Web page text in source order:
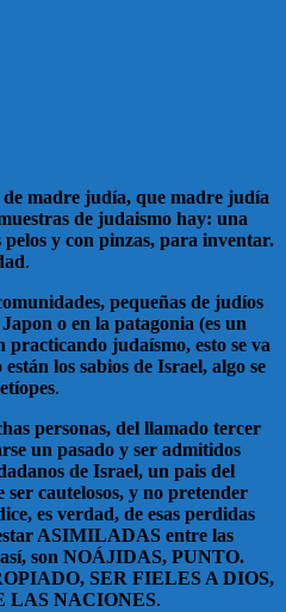
madre judía, que madre judía
de judaismo hay: una
y con pinzas, para inventar.
.
pequeñas de judíos
o en la patagonia (es un
practicando judaísmo, esto se va
los sabios de Israel, algo se
.
personas, del llamado tercer
un pasado y ser admitidos
de Israel, un pais del
cautelosos, y no pretender
es verdad, de esas perdidas
ASIMILADAS entre las
son NOÁJIDAS, PUNTO.
SER FIELES A DIOS,
LAS NACIONES.